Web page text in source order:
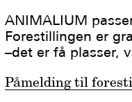
ANIMALIUM
Forestillingen er
–det er få plasser,
Påmelding til